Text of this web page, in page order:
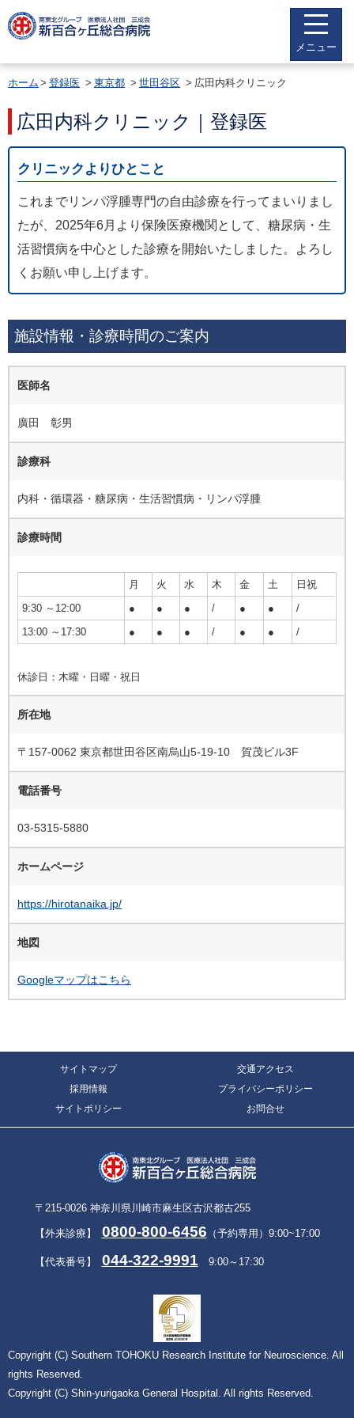
メニュー
ホーム 登録医 東京都 世田谷区 広田内科クリニック
広田内科クリニック｜登録医
クリニックよりひとこと
これまでリンパ浮腫専門の自由診療を行ってまいりまし
たが、2025年6月より保険医療機関として、糖尿病・生
活習慣病を中心とした診療を開始いたしました。よろし
くお願い申し上げます。
施設情報・診療時間のご案内
医師名
廣田 彰男
診療科
内科・循環器・糖尿病・生活習慣病・リンパ浮腫
診療時間
月 火 水 木 金 土
日祝
9:30 ～12:00
● ● ● / ● ●
/
13:00 ～17:30
● ● ● / ● ● /
休診日：木曜・日曜・祝日
所在地
〒157-0062 東京都世田谷区南烏山5-19-10 賀茂ビル3F
電話番号
03-5315-5880
ホームページ
https://hirotanaika.jp/
地図
Googleマップはこちら
サイトマップ 交通アクセス
採用情報 プライバシーポリシー
サイトポリシー お問合せ
〒215-0026 神奈川県川崎市麻生区古沢都古255
【外来診療】 0800-800-6456 （予約専用）9:00~17:00
【代表番号】 044-322-9991 9:00～17:30
Copyright (C) Southern TOHOKU Research Institute for Neuroscience. All
rights Reserved.
Copyright (C) Shin-yurigaoka General Hospital. All rights Reserved.